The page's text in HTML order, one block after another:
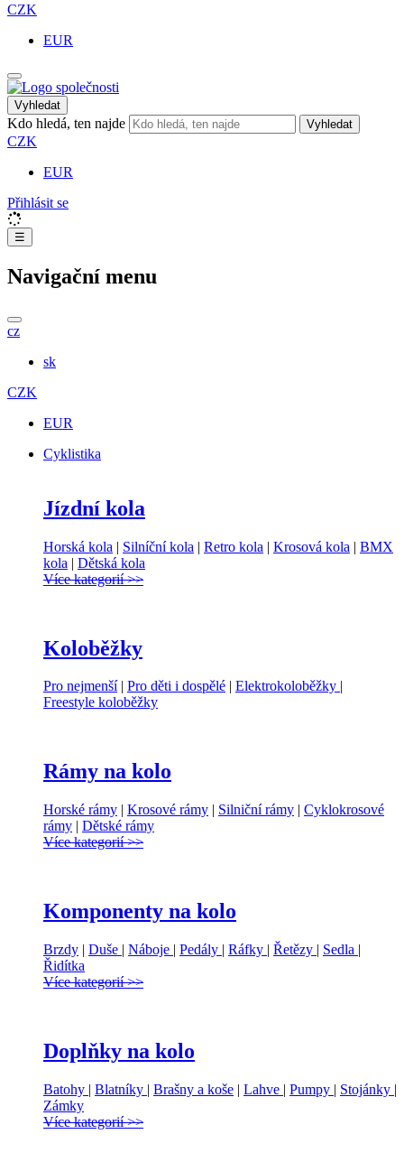
CZK
EUR
Vyhledat
Kdo hledá, ten najde Vyhledat
CZK
EUR
Přihlásit se
☰
Navigační menu
cz
sk
CZK
EUR
Cyklistika
Jízdní kola
Horská kola | Silníční kola | Retro kola | Krosová kola | BMX
kola | Dětská kola
Více kategorií >>
Koloběžky
Pro nejmenší| Pro děti i dospělé | Elektrokoloběžky |
Freestyle koloběžky
Rámy na kolo
Horské rámy | Krosové rámy | Silniční rámy | Cyklokrosové
rámy | Dětské rámy
Více kategorií >>
Komponenty na kolo
Brzdy | Duše | Náboje | Pedály | Ráfky | Řetězy | Sedla |
Řidítka
Více kategorií >>
Doplňky na kolo
Batohy | Blatníky | Brašny a koše | Lahve | Pumpy | Stojánky |
Zámky
Více kategorií >>